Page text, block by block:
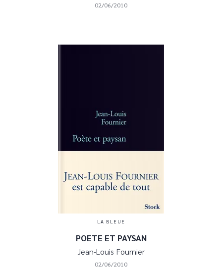
02/06/2010
LA BLEUE
POETE ET PAYSAN
Jean-Louis Fournier
02/06/2010